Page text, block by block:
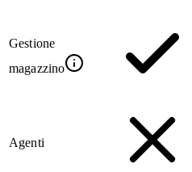
Gestione
magazzino
Agenti